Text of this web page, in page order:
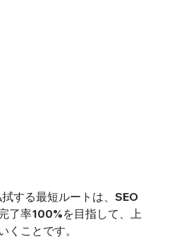
拭する最短ルートは、SEO
了率100%を目指して、上
くことです。